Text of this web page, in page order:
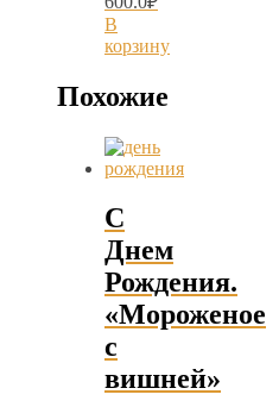
В
корзину
Похожие
С
Днем
Рождения.
«Мороженое
с
вишней»